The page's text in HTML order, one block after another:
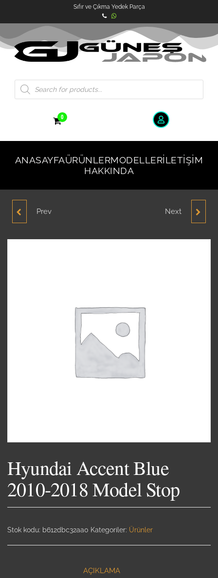
Sıfır ve Çıkma Yedek Parça
0
ANASAYFAÜRÜNLERMODELLERİLETIŞIM
HAKKINDA
HYUNDAI ACCENT
Prev HYUNDAI ACCENTNext
Hyundai Accent Blue
2010-2018 Model Stop
Stok kodu: b612dbc32aa0 Kategoriler: Ürünler
AÇIKLAMA